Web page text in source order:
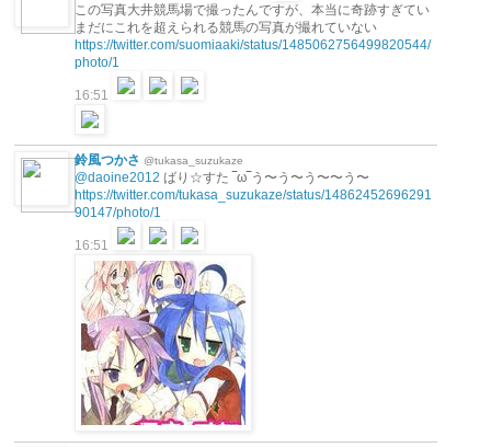
この写真大井競馬場で撮ったんですが、本当に奇跡すぎてい
まだにこれを超えられる競馬の写真が撮れていない
https://twitter.com/suomiaaki/status/1485062756499820544/
photo/1
16:51
鈴風つかさ @tukasa_suzukaze
@daoine2012 ばり☆すた ‾ω‾う〜う〜う〜〜う〜
https://twitter.com/tukasa_suzukaze/status/14862452696291
90147/photo/1
16:51